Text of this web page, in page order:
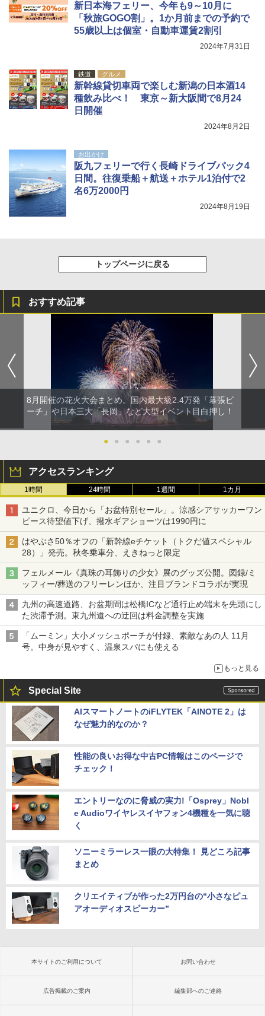
電動エアーポンプ SUP用 20PSI 電動ポンプ
ゴムボート 空気入れ 空気抜き 自動停止 過熱
保護 日光可読lcd 7種類ノズル付き
新日本海フェリー、今年も9～10月に
「秋旅GOGO割」。1か月前までの予約で
55歳以上は個室・自動車運賃2割引
2024年7月31日
鉄道 グルメ
新幹線貸切車両で楽しむ新潟の日本酒14
種飲み比べ！ 東京～新大阪間で8月24
日開催
2024年8月2日
お出かけ
阪九フェリーで行く長崎ドライブパック4
日間。往復乗船＋航送＋ホテル1泊付で2
名6万2000円
2024年8月19日
トップページに戻る
おすすめ記事
8月開催の花火大会まとめ。国内最大級2.4万発「幕張ビ
ーチ」や日本三大「長岡」など大型イベント目白押し！
● ● ● ● ● ●
アクセスランキング
1時間 24時間 1週間 1カ月
ユニクロ、今日から「お盆特別セール」。涼感シアサッカーワン
ピース待望値下げ、撥水ギアショーツは1990円に
はやぶさ50％オフの「新幹線eチケット（トクだ値スペシャル
28）」発売。秋冬乗車分、えきねっと限定
フェルメール《真珠の耳飾りの少女》展のグッズ公開。図録/ミ
ッフィー/葬送のフリーレンほか、注目ブランドコラボが実現
九州の高速道路、お盆期間は松橋ICなど通行止め端末を先頭にし
た渋滞予測。東九州道への迂回は料金調整を実施
「ムーミン」大小メッシュポーチが付録、素敵なあの人 11月
号。中身が見やすく、温泉スパにも使える
もっと見る
Special Site
AIスマートノートのiFLYTEK「AINOTE 2」は
なぜ魅力的なのか？
性能の良いお得な中古PC情報はこのページで
チェック！
エントリーなのに脅威の実力!「Osprey」Nobl
e Audioワイヤレスイヤフォン4機種を一気に聴
く
ソニーミラーレス一眼の大特集！ 見どころ記事
まとめ
クリエイティブが作った2万円台の“小さなピュ
アオーディオスピーカー”
本サイトのご利用について お問い合わせ
広告掲載のご案内 編集部へのご連絡